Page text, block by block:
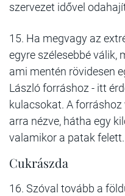
szervezet idővel
15. Ha megvagy az
egyre szélesebbé válik,
ami mentén rövidesen
László forráshoz - itt
kulacsokat. A
arra nézve, hátha egy
valamikor a patak felett.
Cukrászda
16. Szóval tovább a